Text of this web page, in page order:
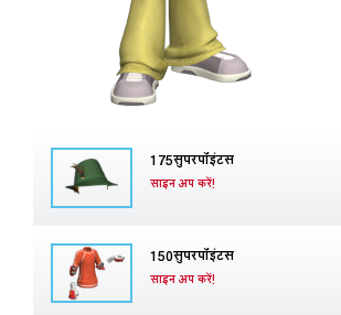
175सुपरपॉइंटस
साइन अप करें!
150सुपरपॉइंटस
साइन अप करें!